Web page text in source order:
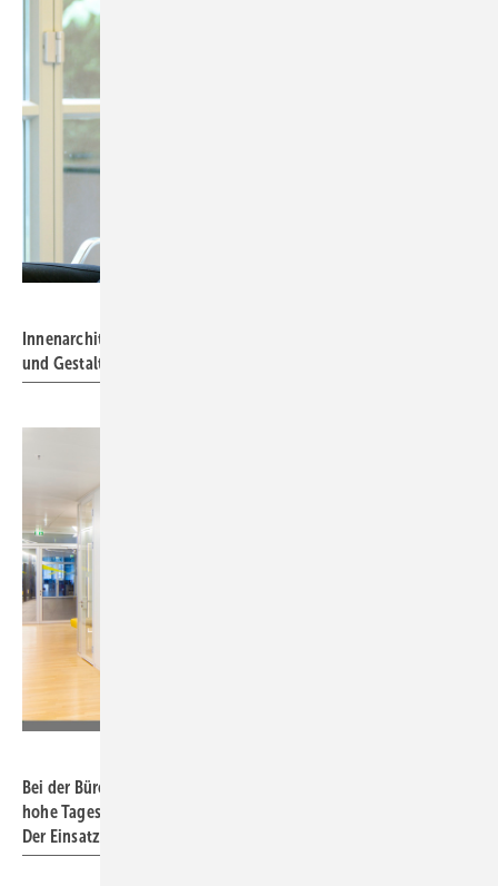
Innenarchitektin Heike Falkenberg hat ein Atelier für Architektur
und Gestaltung in Düsseldorf .
Bei der Bü rogestaltung sind eine gute Beleuchtung sowie eine
hohe Tageslichtqualität wichtige Grundlagen für die Planung.
Der Einsatz von Glas spielt hierbei eine entscheidende Rolle.